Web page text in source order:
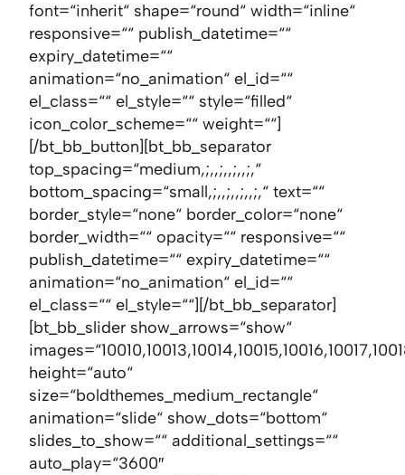
font=“inherit“ shape=“round“ width=“inline“
responsive=““ publish_datetime=““
expiry_datetime=““
animation=“no_animation“ el_id=““
el_class=““ el_style=““ style=“filled“
icon_color_scheme=““ weight=““]
[/bt_bb_button][bt_bb_separator
top_spacing=“medium,;,,;,,;,,;,“
bottom_spacing=“small,;,,;,,;,,;,“ text=““
border_style=“none“ border_color=“none“
border_width=““ opacity=““ responsive=““
publish_datetime=““ expiry_datetime=““
animation=“no_animation“ el_id=““
el_class=““ el_style=““][/bt_bb_separator]
[bt_bb_slider show_arrows=“show“
height=“auto“
size=“boldthemes_medium_rectangle“
animation=“slide“ show_dots=“bottom“
slides_to_show=““ additional_settings=““
auto_play=“3600″